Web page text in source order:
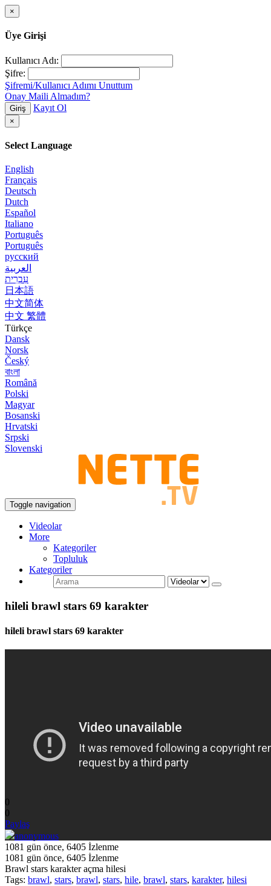
×
Üye Girişi
Kullanıcı Adı:
Şifre:
Şifremi/Kullanıcı Adımı Unuttum
Onay Maili Almadım?
Giriş Kayıt Ol
×
Select Language
English
Français
Deutsch
Dutch
Español
Italiano
Português
Português
русский
العربية
עִבְרִית
日本語
中文简体
中文 繁體
Türkçe
Dansk
Norsk
Český
বাংলা
Română
Polski
Magyar
Bosanski
Hrvatski
Srpski
Slovenski
Toggle navigation
Videolar
More
Kategoriler
Topluluk
Kategoriler
hileli brawl stars 69 karakter
hileli brawl stars 69 karakter
0
0
Paylaş
anonymous
1081 gün önce, 6405 İzlenme
1081 gün önce, 6405 İzlenme
Brawl stars karakter açma hilesi
Tags: brawl, stars, brawl, stars, hile, brawl, stars, karakter, hilesi